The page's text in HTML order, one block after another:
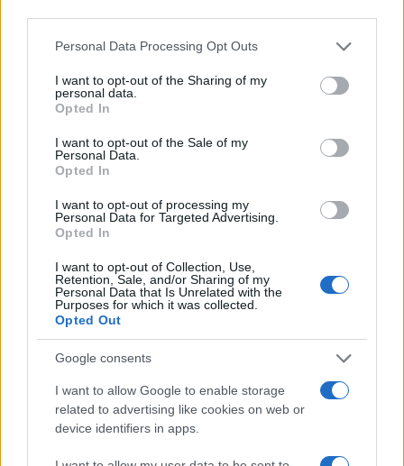
Please note that this website/app uses one or more Google
not limited to your visit or usage behaviour. You may click to
grant or deny consent to Google and its third-party tags to
use your data for below specified purposes in below Google
consent section.
Personal Data Processing Opt Outs
I want to opt-out of the Sharing of my
personal data.
Opted In
I want to opt-out of the Sale of my
Personal Data.
Opted In
I want to opt-out of processing my
Personal Data for Targeted Advertising.
Opted In
I want to opt-out of Collection, Use,
Retention, Sale, and/or Sharing of my
Personal Data that Is Unrelated with the
Purposes for which it was collected.
Opted Out
Google consents
I want to allow Google to enable storage
related to advertising like cookies on web or
device identifiers in apps.
Σχόλια
Αν τα χάσατε
Δεν ήταν μόνο η ταχύτητα
που οδήγησε στο τροχαίο
μητέρα και γιο - «Ίσως κάτι
απέσπασε την προσοχή
του οδηγού» λέει
πραγματογνώμονας
Μυστράς: Αλλαγή
καταψύκτη – Η
στους γονείς και η